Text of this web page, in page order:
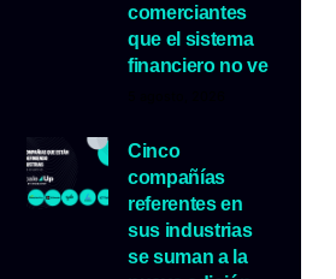
comerciantes
que el sistema
financiero no ve
Cinco
compañías
referentes en
sus industrias
se suman a la